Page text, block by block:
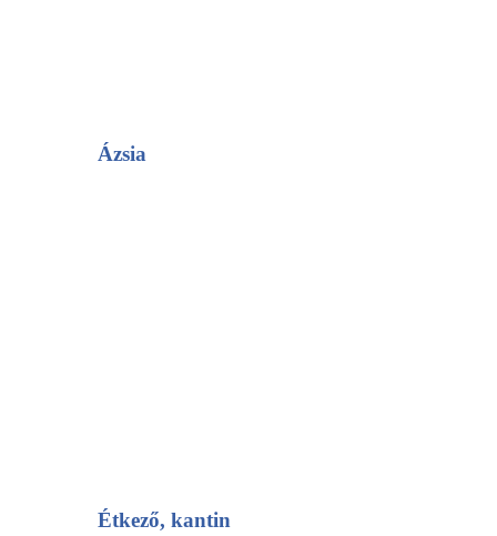
Ázsia
Étkező, kantin